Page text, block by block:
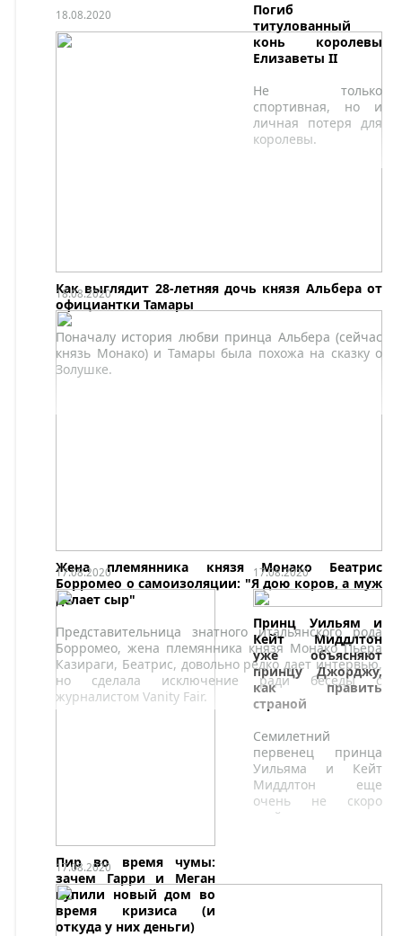
18.08.2020
Как выглядит 28-летняя дочь князя Альбера от
официантки Тамары
Поначалу история любви принца Альбера (сейчас
князь Монако) и Тамары была похожа на сказку о
Золушке.
18.08.2020
Жена племянника князя Монако Беатрис
Борромео о самоизоляции: "Я дою коров, а муж
делает сыр"
Представительница знатного итальянского рода
Борромео, жена племянника князя Монако Пьера
Казираги, Беатрис, довольно редко дает интервью,
но сделала исключение ради беседы с
журналистом Vanity Fair.
Погиб
титулованный
конь королевы
Елизаветы II
Не только
спортивная, но и
личная потеря для
королевы.
17.08.2020
Пир во время чумы:
зачем Гарри и Меган
купили новый дом во
время кризиса (и
откуда у них деньги)
17.08.2020
Принц Уильям и
Кейт Миддлтон
уже объясняют
принцу Джорджу,
как править
страной
Семилетний
первенец принца
Уильяма и Кейт
Миддлтон еще
очень не скоро
взойдет на престол.
17.08.2020